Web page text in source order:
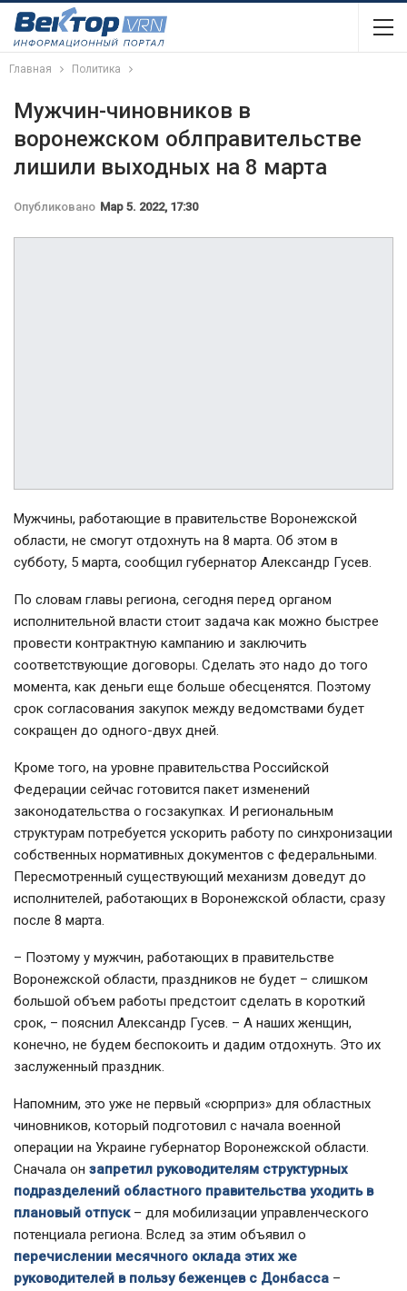
Главная Политика
Мужчин-чиновников в
воронежском облправительстве
лишили выходных на 8 марта
Опубликовано Мар 5. 2022, 17:30
Мужчины, работающие в правительстве Воронежской
области, не смогут отдохнуть на 8 марта. Об этом в
субботу, 5 марта, сообщил губернатор Александр Гусев.
По словам главы региона, сегодня перед органом
исполнительной власти стоит задача как можно быстрее
провести контрактную кампанию и заключить
соответствующие договоры. Сделать это надо до того
момента, как деньги еще больше обесценятся. Поэтому
срок согласования закупок между ведомствами будет
сокращен до одного-двух дней.
Кроме того, на уровне правительства Российской
Федерации сейчас готовится пакет изменений
законодательства о госзакупках. И региональным
структурам потребуется ускорить работу по синхронизации
собственных нормативных документов с федеральными.
Пересмотренный существующий механизм доведут до
исполнителей, работающих в Воронежской области, сразу
после 8 марта.
– Поэтому у мужчин, работающих в правительстве
Воронежской области, праздников не будет – слишком
большой объем работы предстоит сделать в короткий
срок, – пояснил Александр Гусев. – А наших женщин,
конечно, не будем беспокоить и дадим отдохнуть. Это их
заслуженный праздник.
Напомним, это уже не первый «сюрприз» для областных
чиновников, который подготовил с начала военной
операции на Украине губернатор Воронежской области.
Сначала он запретил руководителям структурных
подразделений областного правительства уходить в
плановый отпуск– для мобилизации управленческого
потенциала региона. Вслед за этим объявил о
перечислении месячного оклада этих же
руководителей в пользу беженцев с Донбасса –